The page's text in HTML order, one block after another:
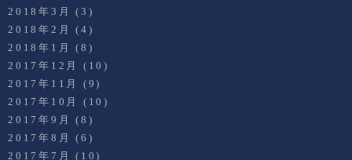
2018年3月
(3)
2018年2月
(4)
2018年1月
(8)
2017年12月
(10)
2017年11月
(9)
2017年10月
(10)
2017年9月
(8)
2017年8月
(6)
2017年7月
(10)